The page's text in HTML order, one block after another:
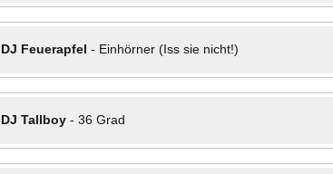
DJ Feuerapfel - Einhörner (Iss sie nicht!)
DJ Tallboy- 36 Grad